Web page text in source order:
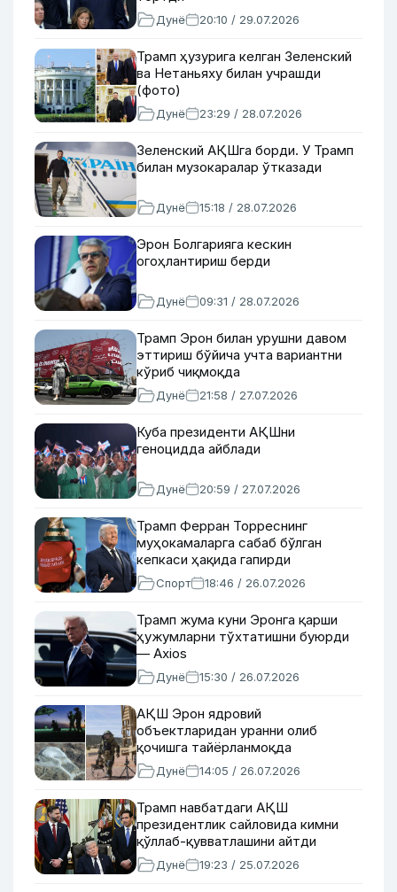
Дунё 20:10 / 29.07.2026
Трамп ҳузурига келган Зеленский
ва Нетаньяху билан учрашди
(фото)
Дунё 23:29 / 28.07.2026
Зеленский АҚШга борди. У Трамп
билан музокаралар ўтказади
Дунё 15:18 / 28.07.2026
Эрон Болгарияга кескин
огоҳлантириш берди
Дунё 09:31 / 28.07.2026
Трамп Эрон билан урушни давом
эттириш бўйича учта вариантни
кўриб чиқмоқда
Дунё 21:58 / 27.07.2026
Куба президенти АҚШни
геноцидда айблади
Дунё 20:59 / 27.07.2026
Трамп Ферран Торреснинг
муҳокамаларга сабаб бўлган
кепкаси ҳақида гапирди
Спорт 18:46 / 26.07.2026
Трамп жума куни Эронга қарши
ҳужумларни тўхтатишни буюрди
— Axios
Дунё 15:30 / 26.07.2026
АҚШ Эрон ядровий
объектларидан уранни олиб
қочишга тайёрланмоқда
Дунё 14:05 / 26.07.2026
Трамп навбатдаги АҚШ
президентлик сайловида кимни
қўллаб-қувватлашини айтди
Дунё 19:23 / 25.07.2026